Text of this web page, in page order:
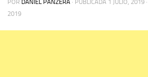
POR DANIEL PANZERA · PUBLICADA 1 JULIO, 2019
2019